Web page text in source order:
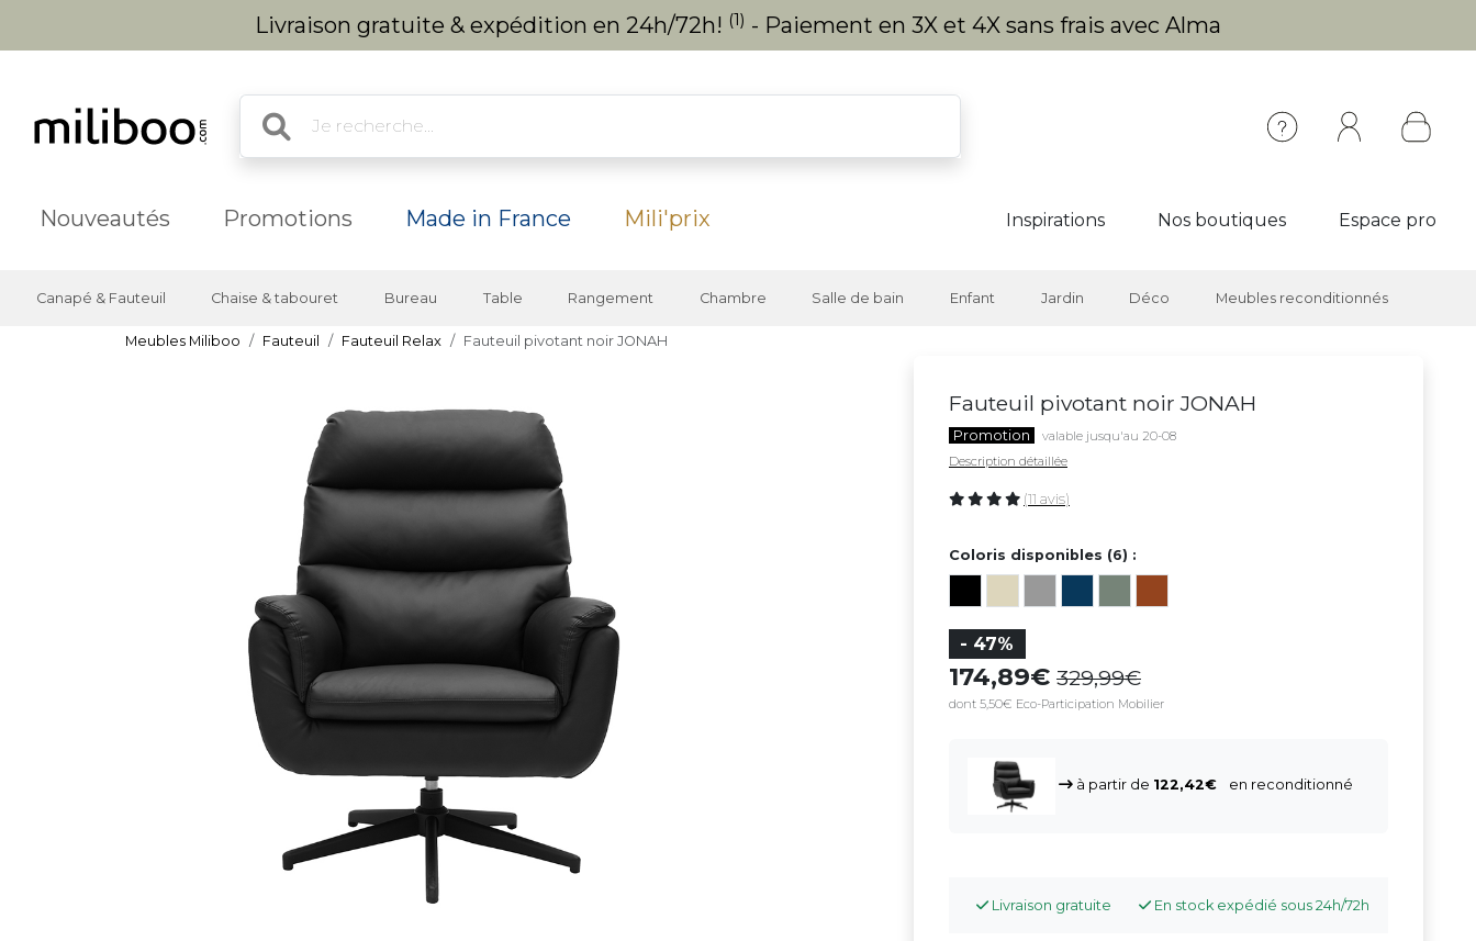
Livraison gratuite & expédition en 24h/72h! (1) - Paiement en 3X et 4X sans frais avec Alma
Nouveautés Promotions Made in France Mili'prix Inspirations Nos boutiques Espace pro
Canapé & Fauteuil Chaise & tabouret Bureau Table Rangement Chambre Salle de bain Enfant Jardin Déco Meubles reconditionnés
Meubles Miliboo Fauteuil Fauteuil Relax Fauteuil pivotant noir JONAH
Fauteuil pivotant noir JONAH
Promotion
valable jusqu'au 20-08
Description détaillée
(11 avis)
Coloris disponibles (6) :
- 47%
174,89 329,99
dont 5,50€ Eco-Participation Mobilier
à partir de 122,42 en reconditionné
Livraison gratuite En stock expédié sous 24h/72h